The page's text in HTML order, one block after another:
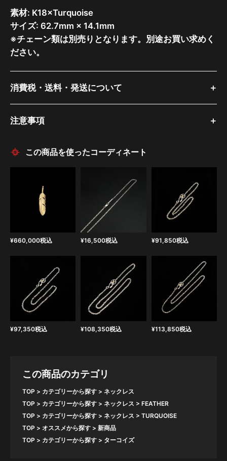
素材: K18×Turquoise
サイズ: 62.7mm × 14.1mm
※チェーン類は別売りとなります。別途お買い求めく
ださい。
消費税・送料・発送について
注意事項
この商品を使ったコーディネート
¥660,000税込 ¥16,500税込 ¥91,850税込
¥97,350税込 ¥108,350税込 ¥113,850税込
この商品のカテゴリ
TOP カテゴリーから探す
ネックレス
TOP
カテゴリーから探す ネックレス
FEATHER
TOP
カテゴリーから探す ネックレス
TURQUOISE
TOP
オススメから探す
新商品
TOP
カテゴリーから探す ターコイズ